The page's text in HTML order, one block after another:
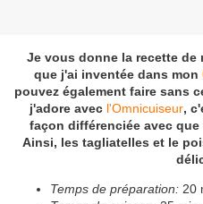
Je vous donne la recette
que j'ai inventée dans mon
pouvez également faire sans
j'adore avec l'Omnicuiseur,
façon différenciée avec
Ainsi, les tagliatelles et le
Temps de préparation: 20